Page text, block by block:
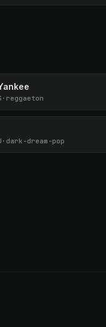
· reggaeton
· dark-dream-pop